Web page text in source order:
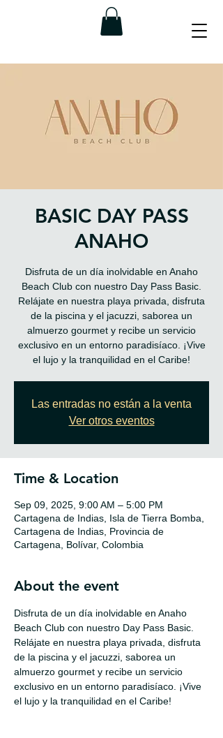
BASIC DAY PASS
ANAHO
Disfruta de un día inolvidable en Anaho
Beach Club con nuestro Day Pass Basic.
Relájate en nuestra playa privada, disfruta
de la piscina y el jacuzzi, saborea un
almuerzo gourmet y recibe un servicio
exclusivo en un entorno paradisíaco. ¡Vive
el lujo y la tranquilidad en el Caribe!
Las entradas no están a la venta
Ver otros eventos
Time & Location
Sep 09, 2025, 9:00 AM – 5:00 PM
Cartagena de Indias, Isla de Tierra Bomba,
Cartagena de Indias, Provincia de
Cartagena, Bolívar, Colombia
About the event
Disfruta de un día inolvidable en Anaho
Beach Club con nuestro Day Pass Basic.
Relájate en nuestra playa privada, disfruta
de la piscina y el jacuzzi, saborea un
almuerzo gourmet y recibe un servicio
exclusivo en un entorno paradisíaco. ¡Vive
el lujo y la tranquilidad en el Caribe!